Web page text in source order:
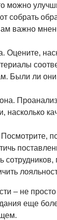
можно
собрать
важно
Оцените,
Были ли
насколько
сотрудников,
– не
еще